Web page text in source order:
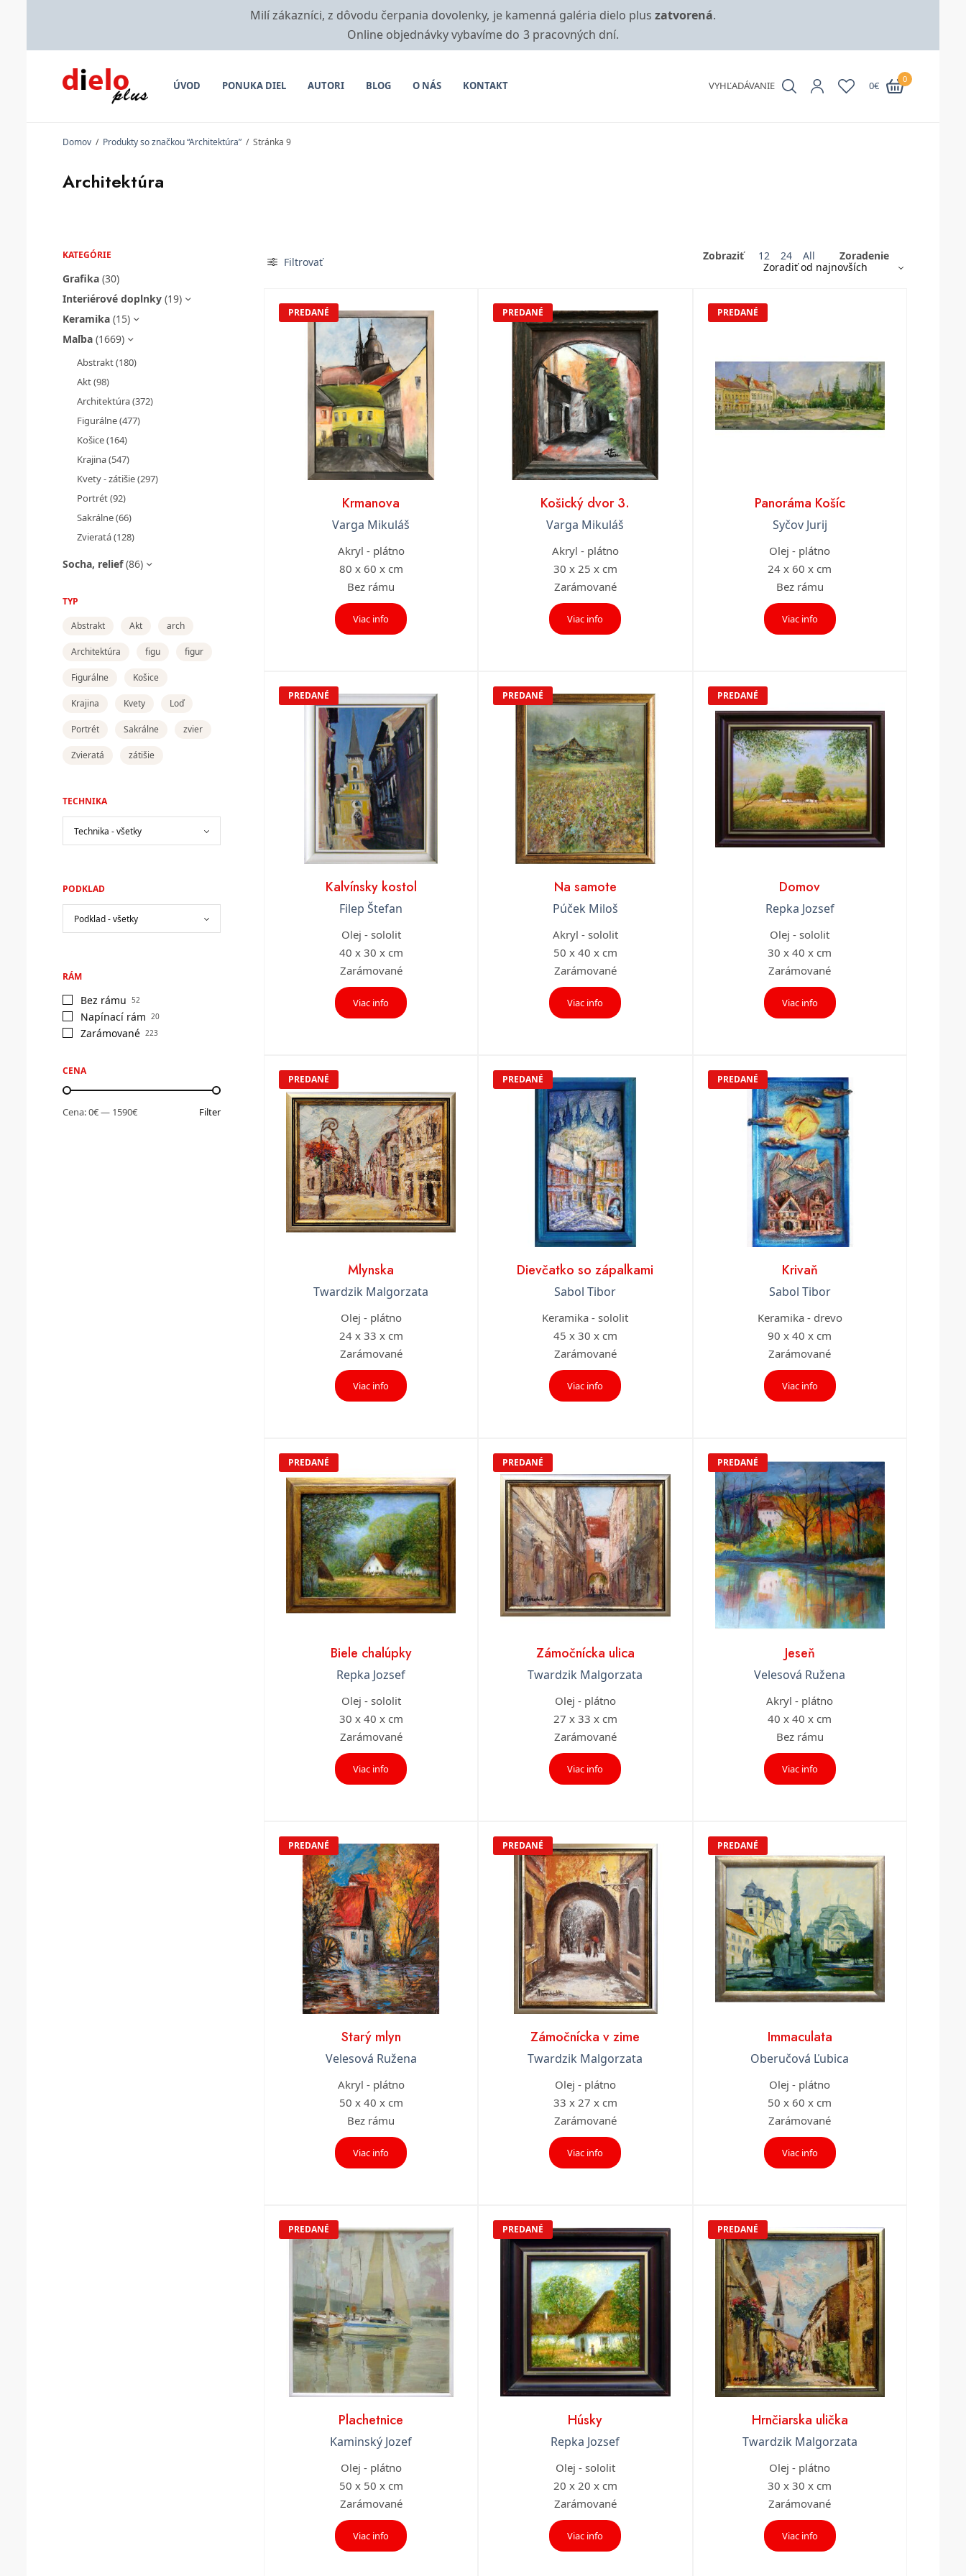
Milí zákazníci, z dôvodu čerpania dovolenky, je kamenná galéria dielo plus zatvorená.
Online objednávky vybavíme do 3 pracovných dní.
ÚVOD PONUKA DIEL AUTORI BLOG O NÁS KONTAKT VYHĽADÁVANIE 0€
0
Domov / Produkty so značkou “Architektúra” / Stránka 9
Architektúra
KATEGÓRIE
Grafika (30)
Interiérové doplnky (19)
Keramika (15)
Maľba (1669)
Abstrakt(180)
Akt(98)
Architektúra(372)
Figurálne(477)
Košice(164)
Krajina(547)
Kvety - zátišie(297)
Portrét(92)
Sakrálne(66)
Zvieratá(128)
Socha, relief (86)
TYP
Abstrakt
Akt arch
Architektúra figu figur
Figurálne Košice
Krajina Kvety Loď
Portrét Sakrálne zvier
Zvieratá zátišie
TECHNIKA
PODKLAD
RÁM
Bez rámu 52
Napínací rám 20
Zarámované 223
CENA
Filter
Cena:0€— 1590€
Filtrovať Zobraziť 12 24 All Zoradenie
PREDANÉ
Krmanova
Varga Mikuláš
Akryl - plátno
80 x 60 x cm
Bez rámu
Viac info
PREDANÉ
Košický dvor 3.
Varga Mikuláš
Akryl - plátno
30 x 25 x cm
Zarámované
Viac info
PREDANÉ
Panoráma Košíc
Syčov Jurij
Olej - plátno
24 x 60 x cm
Bez rámu
Viac info
PREDANÉ
Kalvínsky kostol
Filep Štefan
Olej - sololit
40 x 30 x cm
Zarámované
Viac info
PREDANÉ
Na samote
Púček Miloš
Akryl - sololit
50 x 40 x cm
Zarámované
Viac info
PREDANÉ
Domov
Repka Jozsef
Olej - sololit
30 x 40 x cm
Zarámované
Viac info
PREDANÉ
Mlynska
Twardzik Malgorzata
Olej - plátno
24 x 33 x cm
Zarámované
Viac info
PREDANÉ
Dievčatko so zápalkami
Sabol Tibor
Keramika - sololit
45 x 30 x cm
Zarámované
Viac info
PREDANÉ
Krivaň
Sabol Tibor
Keramika - drevo
90 x 40 x cm
Zarámované
Viac info
PREDANÉ
Biele chalúpky
Repka Jozsef
Olej - sololit
30 x 40 x cm
Zarámované
Viac info
PREDANÉ
Zámočnícka ulica
Twardzik Malgorzata
Olej - plátno
27 x 33 x cm
Zarámované
Viac info
PREDANÉ
Jeseň
Velesová Ružena
Akryl - plátno
40 x 40 x cm
Bez rámu
Viac info
PREDANÉ
Starý mlyn
Velesová Ružena
Akryl - plátno
50 x 40 x cm
Bez rámu
Viac info
PREDANÉ
Zámočnícka v zime
Twardzik Malgorzata
Olej - plátno
33 x 27 x cm
Zarámované
Viac info
PREDANÉ
Immaculata
Oberučová Ľubica
Olej - plátno
50 x 60 x cm
Zarámované
Viac info
PREDANÉ
Plachetnice
Kaminský Jozef
Olej - plátno
50 x 50 x cm
Zarámované
Viac info
PREDANÉ
Húsky
Repka Jozsef
Olej - sololit
20 x 20 x cm
Zarámované
Viac info
PREDANÉ
Hrnčiarska ulička
Twardzik Malgorzata
Olej - plátno
30 x 30 x cm
Zarámované
Viac info